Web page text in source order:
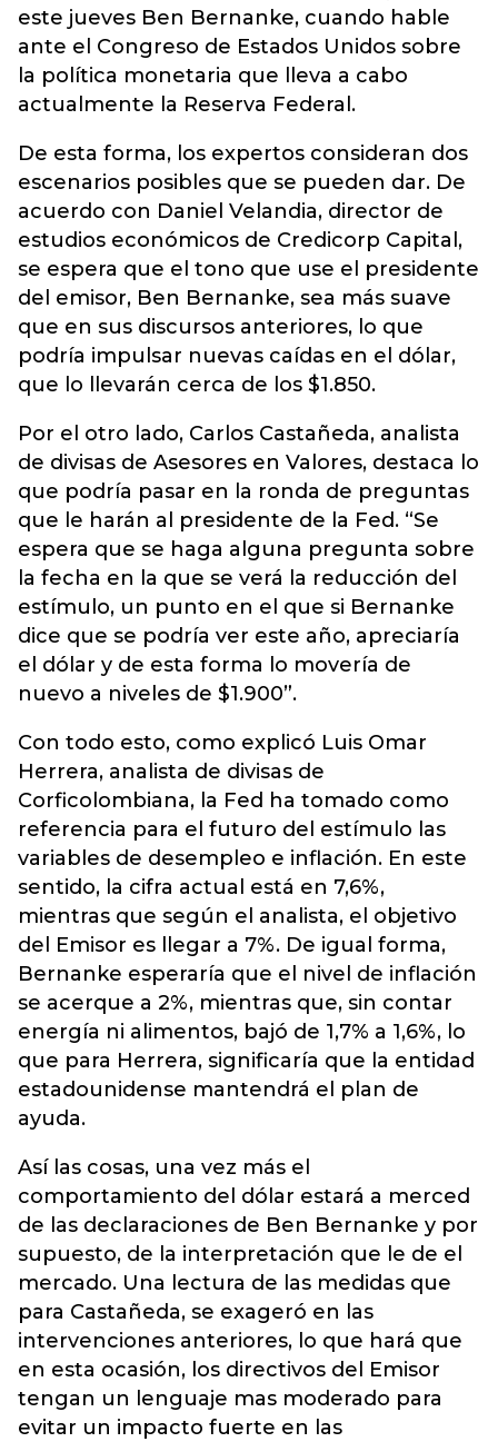
este jueves Ben Bernanke, cuando hable
ante el Congreso de Estados Unidos sobre
la política monetaria que lleva a cabo
actualmente la Reserva Federal.
De esta forma, los expertos consideran dos
escenarios posibles que se pueden dar. De
acuerdo con Daniel Velandia, director de
estudios económicos de Credicorp Capital,
se espera que el tono que use el presidente
del emisor, Ben Bernanke, sea más suave
que en sus discursos anteriores, lo que
podría impulsar nuevas caídas en el dólar,
que lo llevarán cerca de los $1.850.
Por el otro lado, Carlos Castañeda, analista
de divisas de Asesores en Valores, destaca lo
que podría pasar en la ronda de preguntas
que le harán al presidente de la Fed. “Se
espera que se haga alguna pregunta sobre
la fecha en la que se verá la reducción del
estímulo, un punto en el que si Bernanke
dice que se podría ver este año, apreciaría
el dólar y de esta forma lo movería de
nuevo a niveles de $1.900”.
Con todo esto, como explicó Luis Omar
Herrera, analista de divisas de
Corficolombiana, la Fed ha tomado como
referencia para el futuro del estímulo las
variables de desempleo e inflación. En este
sentido, la cifra actual está en 7,6%,
mientras que según el analista, el objetivo
del Emisor es llegar a 7%. De igual forma,
Bernanke esperaría que el nivel de inflación
se acerque a 2%, mientras que, sin contar
energía ni alimentos, bajó de 1,7% a 1,6%, lo
que para Herrera, significaría que la entidad
estadounidense mantendrá el plan de
ayuda.
Así las cosas, una vez más el
comportamiento del dólar estará a merced
de las declaraciones de Ben Bernanke y por
supuesto, de la interpretación que le de el
mercado. Una lectura de las medidas que
para Castañeda, se exageró en las
intervenciones anteriores, lo que hará que
en esta ocasión, los directivos del Emisor
tengan un lenguaje mas moderado para
evitar un impacto fuerte en las